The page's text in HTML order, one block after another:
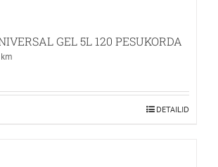
GEL 5L 120 PESUKORDA
DETAILID